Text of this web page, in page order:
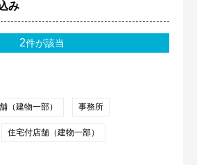
み
2件が該当
（建物一部） 事務所
住宅付店舗（建物一部）